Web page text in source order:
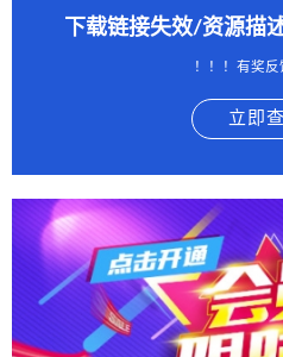
下载链接失效/资源描
！！！有奖反
立即